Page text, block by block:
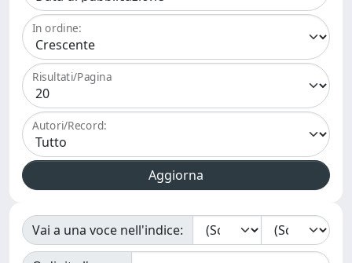
In ordine:
Risultati/Pagina
Autori/Record:
Vai a una voce nell'indice: